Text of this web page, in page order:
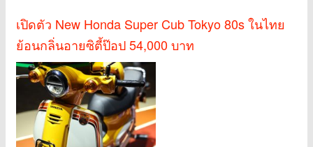
เปิดตัว New Honda Super Cub Tokyo 80s ในไทย
ย้อนกลิ่นอายซิตี้ป๊อป 54,000 บาท